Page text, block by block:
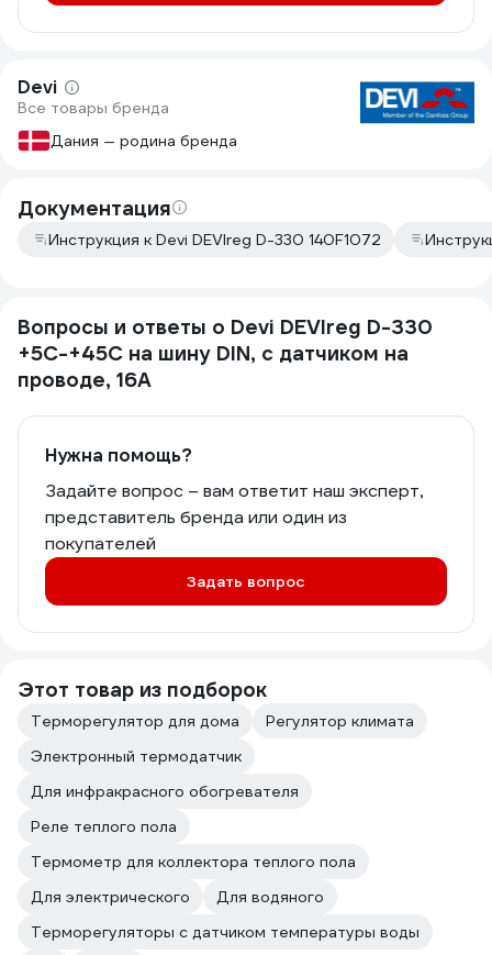
Devi
Все товары бренда
Дания — родина бренда
Документация
Инструкция к Devi DEVIreg D-330 140F1072
Вопросы и ответы о Devi DEVIreg D-330
+5C-+45C на шину DIN, с датчиком на
проводе, 16А
Нужна помощь?
Задайте вопрос – вам ответит наш эксперт,
представитель бренда или один из
покупателей
Задать вопрос
Этот товар из подборок
Терморегулятор для дома
Регулятор климата
Электронный термодатчик
Для инфракрасного обогревателя
Реле теплого пола
Термометр для коллектора теплого пола
Для электрического
Для водяного
Терморегуляторы с датчиком температуры воды